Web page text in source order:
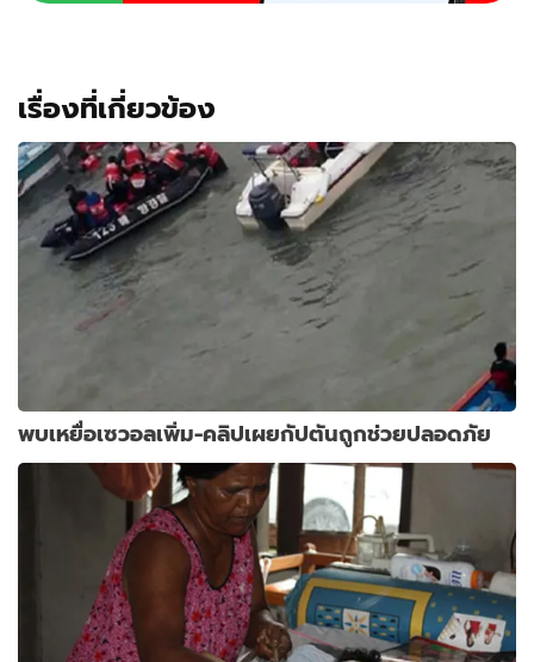
เรื่องที่เกี่ยวข้อง
พบเหยื่อเซวอลเพิ่ม-คลิปเผยกัปตันถูกช่วยปลอดภัย